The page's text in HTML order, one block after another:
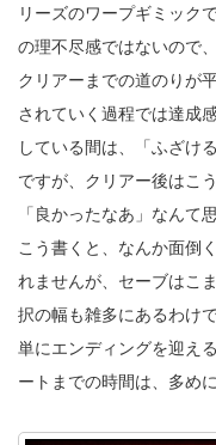
リーズのワープギミック
の理不尽感ではないので
クリアーまでの道のりが
されていく過程では達成
している間は、「ふざけ
ですが、クリアー後はこ
「良かったなあ」なんて
こう書くと、なんか面倒
れませんが、セーブはこ
択の幅も雑多にあるわけ
単にエンディングを迎え
ートまでの時間は、多め